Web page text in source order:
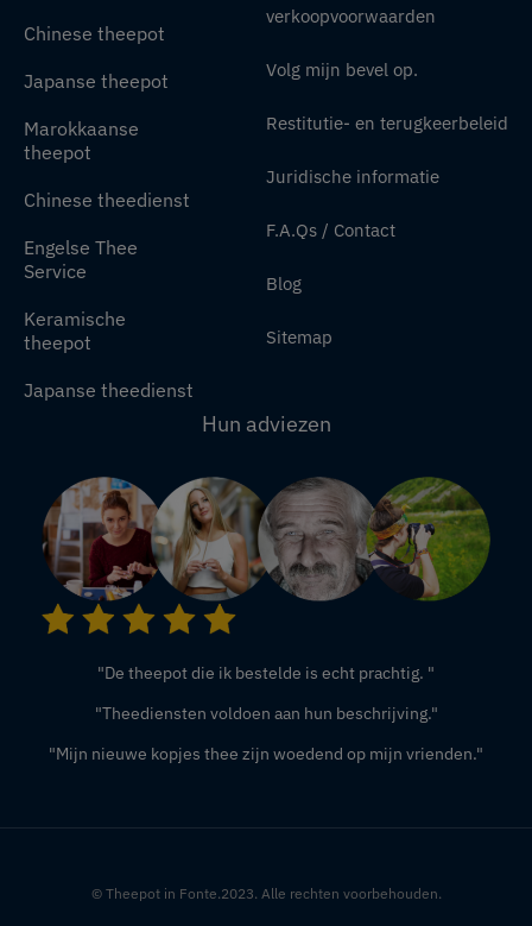
Chinese theepot
Japanse theepot
Marokkaanse
theepot
Chinese theedienst
Engelse Thee
Service
Keramische
theepot
Japanse theedienst
verkoopvoorwaarden
Volg mijn bevel op.
Restitutie- en terugkeerbeleid
Juridische informatie
F.A.Qs / Contact
Blog
Sitemap
Hun adviezen
"De theepot die ik bestelde is echt prachtig. "
"Theediensten voldoen aan hun beschrijving."
"Mijn nieuwe kopjes thee zijn woedend op mijn vrienden."
© Theepot in Fonte.2023. Alle rechten voorbehouden.